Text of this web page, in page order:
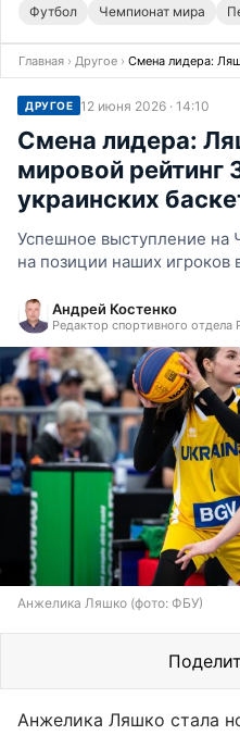
Футбол Чемпионат мира
Главная › Другое › Смена лидера:
ДРУГОЕ 12 июня 2026 · 14:10
Смена лидера:
мировой рейтинг
украинских
Успешное выступление на
на позиции наших игроков
Андрей Костенко
Редактор спортивного отдела
Анжелика Ляшко (фото: ФБУ)
Анжелика Ляшко стала